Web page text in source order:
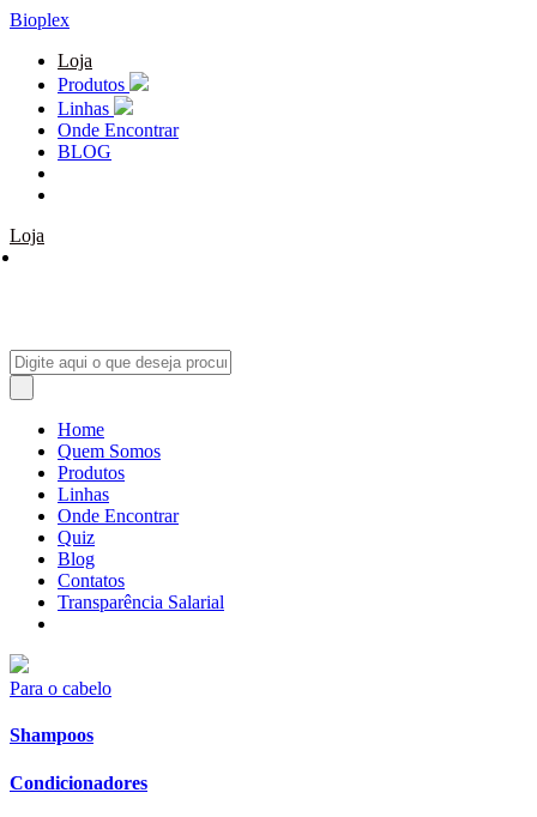
Bioplex
Loja
Produtos
Linhas
Onde Encontrar
BLOG
Loja
Home
Quem Somos
Produtos
Linhas
Onde Encontrar
Quiz
Blog
Contatos
Transparência Salarial
Para o cabelo
Shampoos
Condicionadores